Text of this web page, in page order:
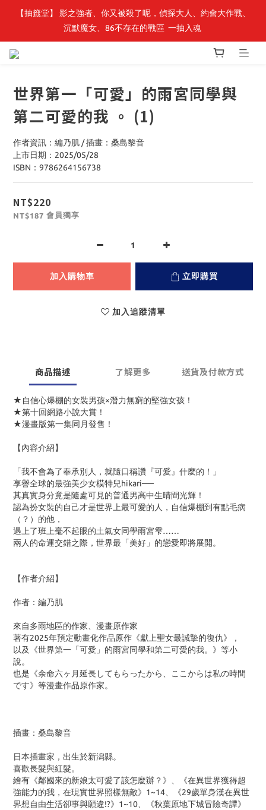
最新開賣🔥「全知讀者視角」 周邊商品
【抽籤堂】 影之強者、你又被殺了呢，偵探大人、約會大作戰、
沉默魔女、86不存在的戰區  一抽入魂
世界第一「可愛」的雨宮同學與
第二可愛的我 。 (1)
作者資訊：編乃肌 / 插畫：桑島黎音
上市日期：2025/05/28
ISBN：9786264156738
NT$220
NT$187 會員獨享
加入購物車 立即購買
加入追蹤清單
商品描述 了解更多 送貨及付款方式
★自信心爆棚的女裝男孩×潛力無窮的堅強女孩！
★第十回網路小說大賞！
★漫畫版第一集同月發售！
【內容介紹】
「我不會為了奉承別人，就隨口稱讚『可愛』什麼的！」
享譽全球的最強美少女模特兒hikari──
其真實身分竟是隨處可見的普通男高中生晴間光輝！
認為扮女裝的自己才是世界上最可愛的人，自信爆棚到有點毛病
（？）的他，
遇上了班上毫不起眼的土氣女同學雨宮雫……
兩人的命運交錯之際，世界最「美好」的戀愛即將展開。
【作者介紹】
作者：編乃肌
來自多雨地區的作家、漫畫原作家
著有2025年預定動畫化作品原作《獻上聖女最誠摯的復仇》，
以及《世界第一「可愛」的雨宮同學和第二可愛的我。》等小
說。
也是《余命六ヶ月延長してもらったから、ここからは私の時間
です》等漫畫作品原作家。
插畫：桑島黎音
日本插畫家，出生於新潟縣。
喜歡長髮與紅髮。
繪有《鄰國來的新娘太可愛了該怎麼辦？》、《在異世界獲得超
強能力的我，在現實世界照樣無敵》1~14、《29歲單身漢在異世
界想自由生活卻事與願違!?》1~10、《秋葉原地下城冒險奇譚》